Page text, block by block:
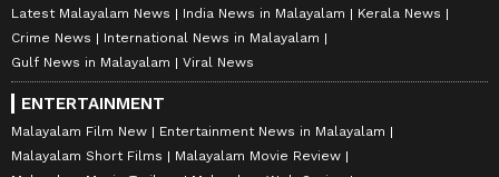
Latest Malayalam News
India News in Malayalam
Kerala News
Crime News
International News in Malayalam
Gulf News in Malayalam
Viral News
ENTERTAINMENT
Malayalam Film New
Entertainment News in Malayalam
Malayalam Short Films
Malayalam Movie Review